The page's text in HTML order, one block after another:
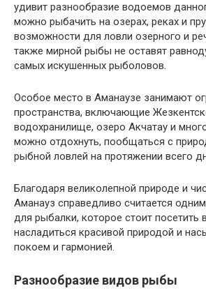
удивит разнообразие водоемов
можно рыбачить на озерах, реках и
возможности для ловли озерного и
также мирной рыбы не оставят
самых искушенных рыболовов.
Особое место в Аманаузе занимают
пространства, включающие
водохранилище, озеро Акчатау и
можно отдохнуть, пообщаться с
рыбной ловлей на протяжении всего
Благодаря великолепной природе и
Аманауз справедливо считается
для рыбалки, которое стоит посетить
насладиться красивой природой и
покоем и гармонией.
Разнообразие видов рыбы